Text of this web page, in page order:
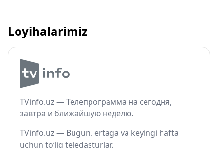
Loyihalarimiz
TVinfo.uz — Телепрограмма на сегодня,
завтра и ближайшую неделю.
TVinfo.uz — Bugun, ertaga va keyingi hafta
uchun to‘liq teledasturlar.